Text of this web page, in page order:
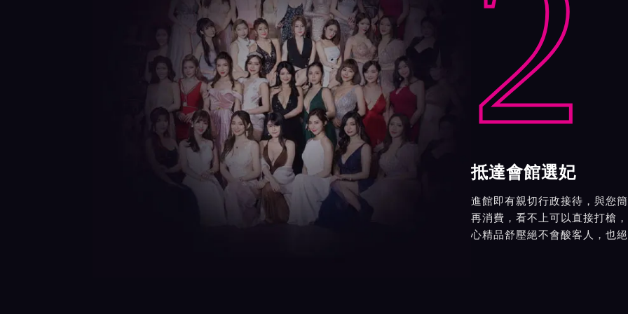
抵達會館選妃
進館即有親切行政接待，與您
再消費，看不上可以直接打槍
心精品舒壓絕不會酸客人，也